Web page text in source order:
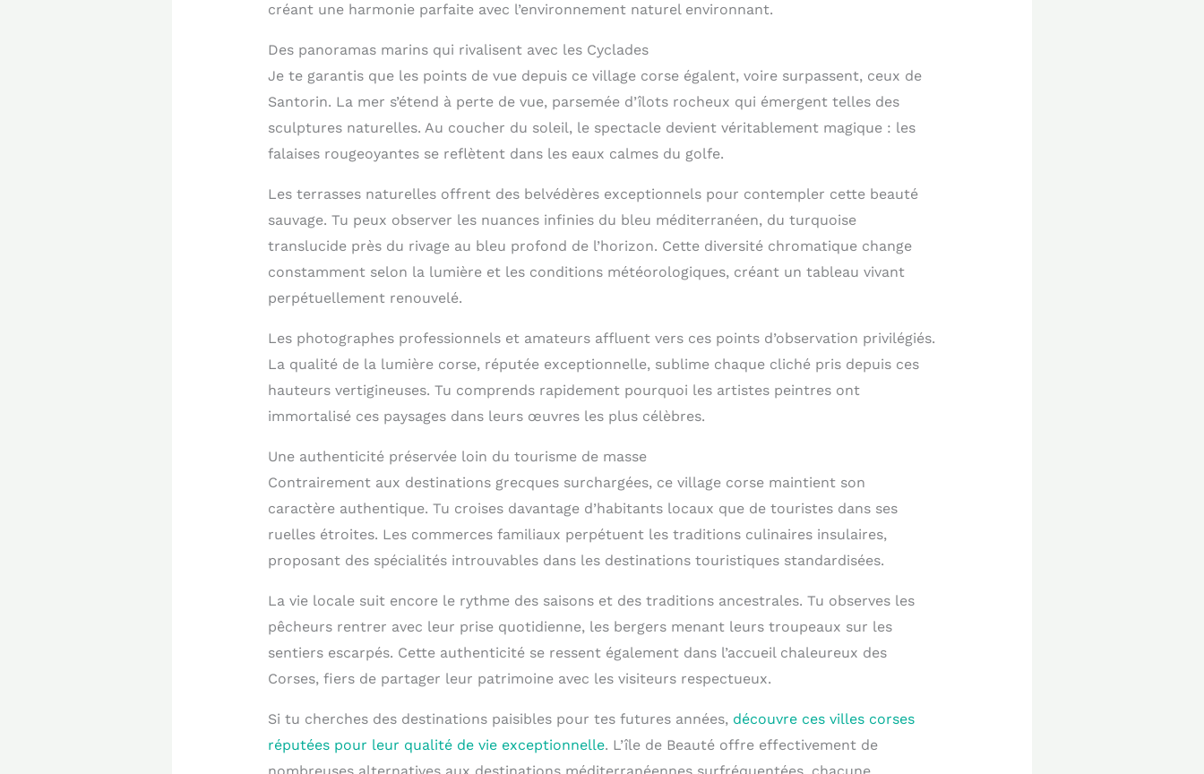
créant une harmonie parfaite avec l’environnement naturel environnant.
Des panoramas marins qui rivalisent avec les Cyclades
Je te garantis que les points de vue depuis ce village corse égalent, voire surpassent, ceux de
Santorin. La mer s’étend à perte de vue, parsemée d’îlots rocheux qui émergent telles des
sculptures naturelles. Au coucher du soleil, le spectacle devient véritablement magique : les
falaises rougeoyantes se reflètent dans les eaux calmes du golfe.
Les terrasses naturelles offrent des belvédères exceptionnels pour contempler cette beauté
sauvage. Tu peux observer les nuances infinies du bleu méditerranéen, du turquoise
translucide près du rivage au bleu profond de l’horizon. Cette diversité chromatique change
constamment selon la lumière et les conditions météorologiques, créant un tableau vivant
perpétuellement renouvelé.
Les photographes professionnels et amateurs affluent vers ces points d’observation privilégiés.
La qualité de la lumière corse, réputée exceptionnelle, sublime chaque cliché pris depuis ces
hauteurs vertigineuses. Tu comprends rapidement pourquoi les artistes peintres ont
immortalisé ces paysages dans leurs œuvres les plus célèbres.
Une authenticité préservée loin du tourisme de masse
Contrairement aux destinations grecques surchargées, ce village corse maintient son
caractère authentique. Tu croises davantage d’habitants locaux que de touristes dans ses
ruelles étroites. Les commerces familiaux perpétuent les traditions culinaires insulaires,
proposant des spécialités introuvables dans les destinations touristiques standardisées.
La vie locale suit encore le rythme des saisons et des traditions ancestrales. Tu observes les
pêcheurs rentrer avec leur prise quotidienne, les bergers menant leurs troupeaux sur les
sentiers escarpés. Cette authenticité se ressent également dans l’accueil chaleureux des
Corses, fiers de partager leur patrimoine avec les visiteurs respectueux.
Si tu cherches des destinations paisibles pour tes futures années, découvre ces villes corses
réputées pour leur qualité de vie exceptionnelle. L’île de Beauté offre effectivement de